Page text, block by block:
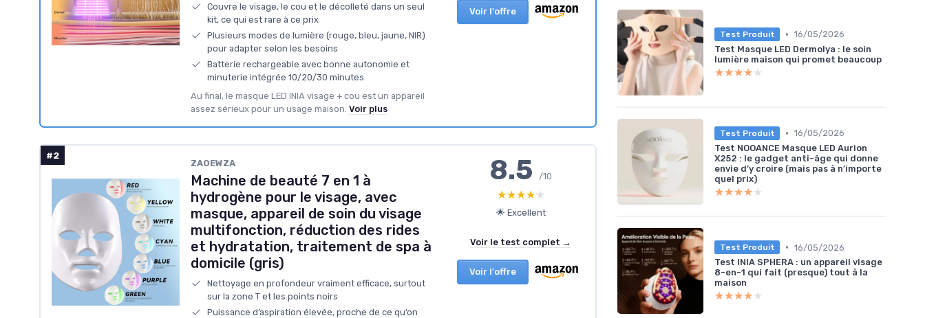
Couvre le visage, le cou et le décolleté dans un seul
kit, ce qui est rare à ce prix
Plusieurs modes de lumière (rouge, bleu, jaune, NIR)
pour adapter selon les besoins
Batterie rechargeable avec bonne autonomie et
minuterie intégrée 10/20/30 minutes
Au final, le masque LED INIA visage + cou est un appareil
assez sérieux pour un usage maison. Voir plus
Voir l'offre
#2
ZAOEWZA
Machine de beauté 7 en 1 à
hydrogène pour le visage, avec
masque, appareil de soin du visage
multifonction, réduction des rides
et hydratation, traitement de spa à
domicile (gris)
Nettoyage en profondeur vraiment efficace, surtout
sur la zone T et les points noirs
Puissance d’aspiration élevée, proche de ce qu’on
8.5/10
★★★★★
★★★★★
🌟 Excellent
Voir le test complet →
Voir l'offre
Test Produit • 16/05/2026
Test Masque LED Dermolya : le soin
lumière maison qui promet beaucoup
★★★★★
★★★★★
Test Produit • 16/05/2026
Test NOOANCE Masque LED Aurion
X252 : le gadget anti-âge qui donne
envie d’y croire (mais pas à n’importe
quel prix)
★★★★★
★★★★★
Test Produit • 16/05/2026
Test INIA SPHERA : un appareil visage
8-en-1 qui fait (presque) tout à la
maison
★★★★★
★★★★★